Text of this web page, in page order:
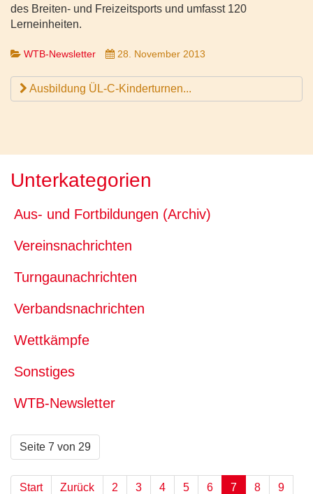
des Breiten- und Freizeitsports und umfasst 120
Lerneinheiten.
WTB-Newsletter 28. November 2013
Ausbildung ÜL-C-Kinderturnen...
Unterkategorien
Aus- und Fortbildungen (Archiv)
Vereinsnachrichten
Turngaunachrichten
Verbandsnachrichten
Wettkämpfe
Sonstiges
WTB-Newsletter
Seite 7 von 29
Start Zurück 2 3 4 5 6 7 8 9